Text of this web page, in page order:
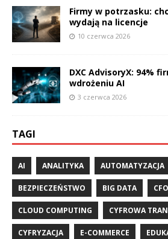
Firmy w potrzasku:
wydają na licencje
10 czerwca 2026
DXC AdvisoryX: 94%
wdrożeniu AI
3 czerwca 2026
TAGI
AI ANALITYKA AUTOMATYZACJA
BEZPIECZEŃSTWO BIG DATA CFO
CLOUD COMPUTING CYFROWA
CYFRYZACJA E-COMMERCE